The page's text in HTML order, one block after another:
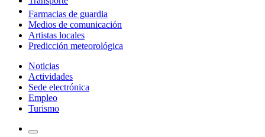
Farmacias de guardia
Medios de comunicación
Artistas locales
Predicción meteorológica
Noticias
Actividades
Sede electrónica
Empleo
Turismo